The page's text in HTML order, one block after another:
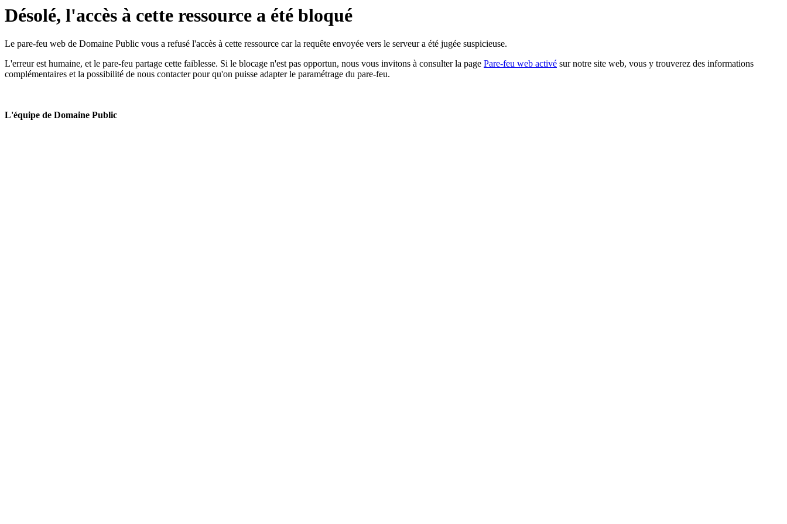
Désolé, l'accès à cette ressource a été bloqué
Le pare-feu web de Domaine Public vous a refusé l'accès à cette ressource car la requête envoyée vers le serveur a été jugée suspicieuse.
L'erreur est humaine, et le pare-feu partage cette faiblesse. Si le blocage n'est pas opportun, nous vous invitons à consulter la page Pare-feu web activé sur notre site web, vous y trouverez des informations
complémentaires et la possibilité de nous contacter pour qu'on puisse adapter le paramétrage du pare-feu.
L'équipe de Domaine Public